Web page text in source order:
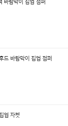
바람막이 집업 점퍼
드 바람막이 집업 점퍼
업 자켓